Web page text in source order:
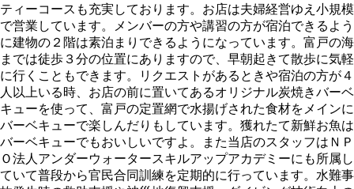
ティーコースも充実しております。お店は夫婦経営ゆえ小規模
で営業しています。メンバーの方や講習の方が宿泊できるよう
に建物の２階は素泊まりできるようになっています。富戸の海
までは徒歩３分の位置にありますので、早朝起きて散歩に気軽
に行くこともできます。リクエストがあるときや宿泊の方が４
人以上いる時、お店の前に置いてあるオリジナル炭焼きバーベ
キューを使って、富戸の定置網で水揚げされた食材をメインに
バーベキューで楽しんだりもしています。獲れたて新鮮お魚は
バーベキューでもおいしいですよ。また当店のスタッフはＮＰ
Ｏ法人アンダーウォータースキルアップアカデミーにも所属し
ていて普段から官民合同訓練を定期的に行っています。水難事